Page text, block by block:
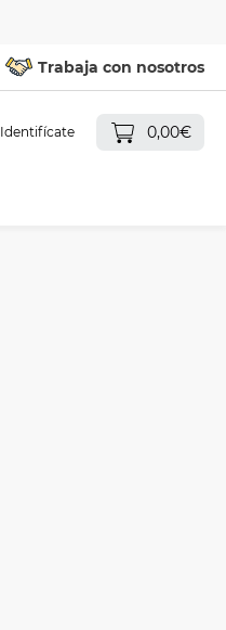
Trabaja con nosotros
Identifícate 0,00€